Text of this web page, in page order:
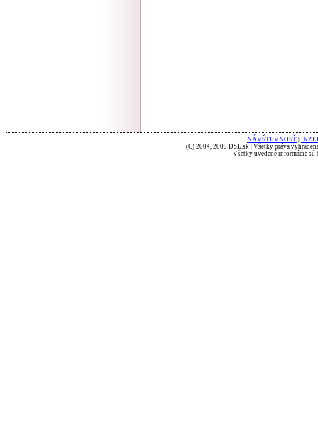
NÁVŠTEVNOSŤ
(C) 2004, 2005 DSL.sk | Všetky práva
Všetky uvedené informácie sú